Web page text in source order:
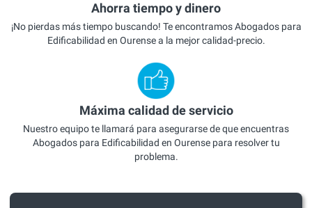
Ahorra tiempo y dinero
¡No pierdas más tiempo buscando! Te encontramos Abogados para
Edificabilidad en Ourense a la mejor calidad-precio.
Máxima calidad de servicio
Nuestro equipo te llamará para asegurarse de que encuentras
Abogados para Edificabilidad en Ourense para resolver tu
problema.